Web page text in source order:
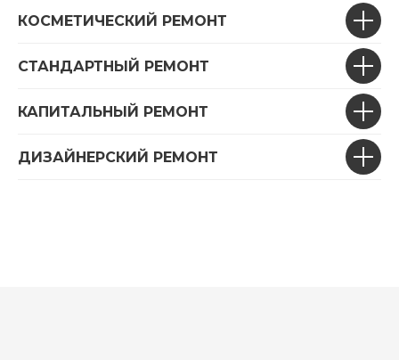
КОСМЕТИЧЕСКИЙ РЕМОНТ
СТАНДАРТНЫЙ РЕМОНТ
КАПИТАЛЬНЫЙ РЕМОНТ
ДИЗАЙНЕРСКИЙ РЕМОНТ